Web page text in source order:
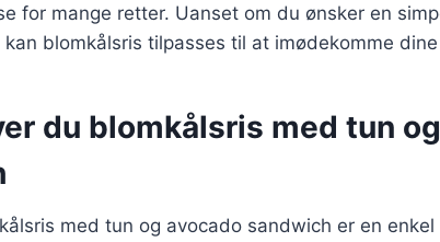
for mange retter. Uanset om du ønsker en
blomkålsris tilpasses til at imødekomme
du blomkålsris med tun
med tun og avocado sandwich er en